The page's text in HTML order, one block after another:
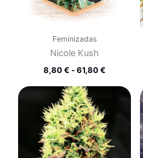
Feminizadas
Nicole Kush
8,80€ - 61,80€
Rango
precios:
desde
8,80 €
hasta
61,80 €